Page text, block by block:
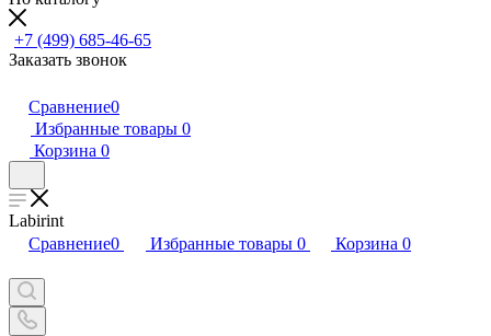
+7 (499) 685-46-65
Заказать звонок
Сравнение0
Избранные товары 0
Корзина 0
Labirint
Сравнение0 Избранные товары 0 Корзина 0